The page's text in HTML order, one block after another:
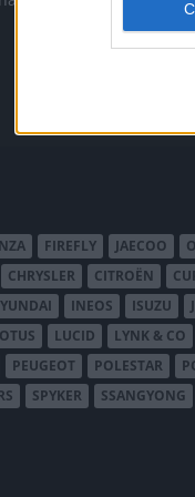
bZ4X
FIREFLY JAECOO
CHRYSLER CITROËN
INEOS ISUZU
LUCID LYNK & CO
PEUGEOT POLESTAR
SPYKER SSANGYONG